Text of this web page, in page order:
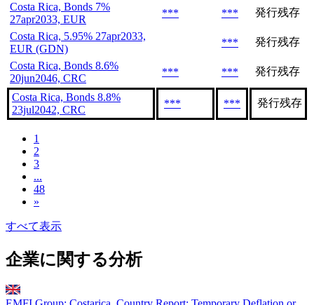
Costa Rica, Bonds 7%
27apr2033, EUR
*** ***
発行残存
Costa Rica, 5.95% 27apr2033,
EUR (GDN)
***
発行残存
Costa Rica, Bonds 8.6%
20jun2046, CRC
*** *** 発行残存
Costa Rica, Bonds 8.8%
23jul2042, CRC
*** *** 発行残存
1
2
3
...
48
»
すべて表示
企業に関する分析